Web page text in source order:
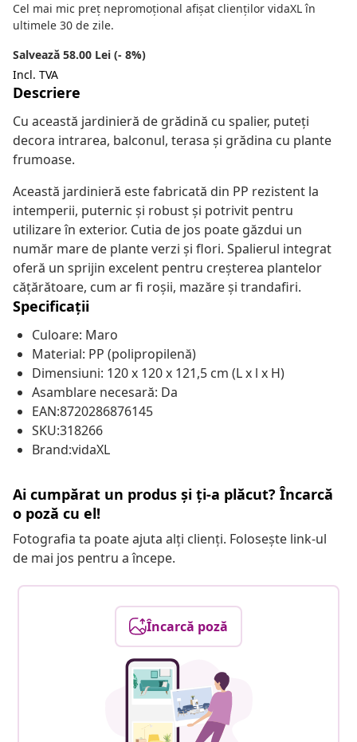
Cel mai mic preț nepromoțional afișat clienților vidaXL în
ultimele 30 de zile.
Salvează 58.00 Lei (- 8%)
Incl. TVA
Descriere
Cu această jardinieră de grădină cu spalier, puteți
decora intrarea, balconul, terasa și grădina cu plante
frumoase.
Această jardinieră este fabricată din PP rezistent la
intemperii, puternic și robust și potrivit pentru
utilizare în exterior. Cutia de jos poate găzdui un
număr mare de plante verzi și flori. Spalierul integrat
oferă un sprijin excelent pentru creșterea plantelor
cățărătoare, cum ar fi roșii, mazăre și trandafiri.
Specificații
Culoare: Maro
Material: PP (polipropilenă)
Dimensiuni: 120 x 120 x 121,5 cm (L x l x H)
Asamblare necesară: Da
EAN:8720286876145
SKU:318266
Brand:vidaXL
Ai cumpărat un produs și ți-a plăcut? Încarcă
o poză cu el!
Fotografia ta poate ajuta alți clienți. Folosește link-ul
de mai jos pentru a începe.
Încarcă poză